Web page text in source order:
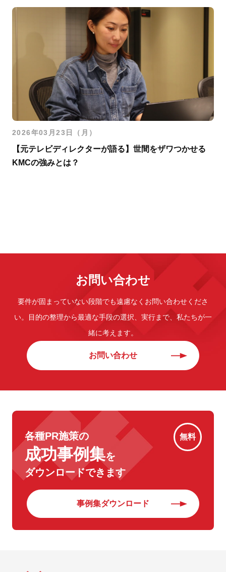
2026年03月23日（月）
【元テレビディレクターが語る】世間をザワつかせる
KMCの強みとは？
お問い合わせ
要件が固まっていない段階でも遠慮なくお問い合わせくださ
い。
目的の整理から最適な手段の選択、実行まで、私たちが一
緒に考えます。
お問い合わせ
無料
各種PR施策の
成功事例集を
ダウンロードできます
事例集ダウンロード